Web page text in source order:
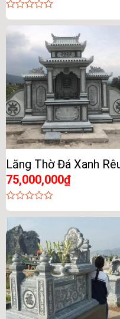
0
of
Lăng Thờ Đá Xanh
75,000,000₫
0
out
of
5